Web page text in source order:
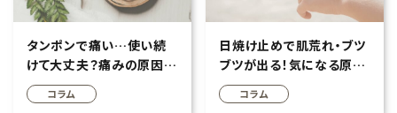
タンポンで痛い…使い続
けて大丈夫？痛みの原因・
安全な使い方について
コラム
日焼け止めで肌荒れ・ブツ
ブツが出る！気になる原
因・対策を徹底解説
コラム